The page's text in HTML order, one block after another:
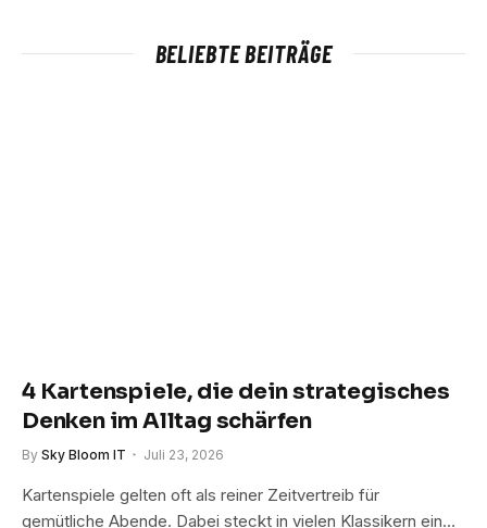
BELIEBTE BEITRÄGE
4 Kartenspiele, die dein strategisches
Denken im Alltag schärfen
By Sky Bloom IT Juli 23, 2026
Kartenspiele gelten oft als reiner Zeitvertreib für
gemütliche Abende. Dabei steckt in vielen Klassikern ein…